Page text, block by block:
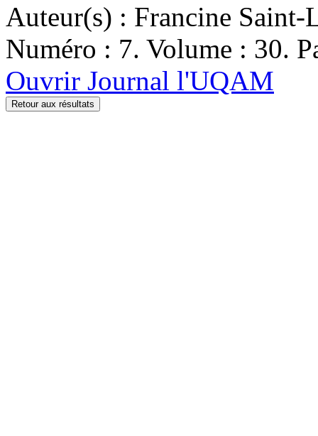
Auteur(s) : Francine Saint-
Numéro : 7. Volume : 30.
Ouvrir Journal l'UQAM
Retour aux résultats